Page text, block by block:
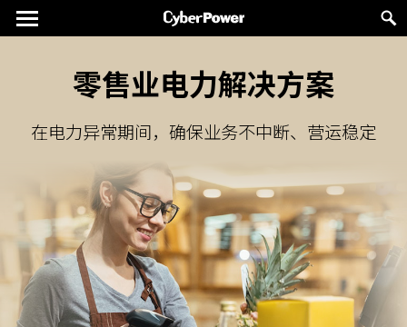
零售业电力解决方案
在电力异常期间，确保业务不中断、营运稳定